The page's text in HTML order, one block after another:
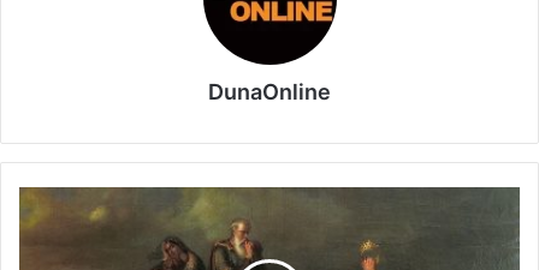
DunaOnline
mohácsi